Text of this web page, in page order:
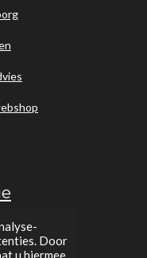
Door
u hiermee